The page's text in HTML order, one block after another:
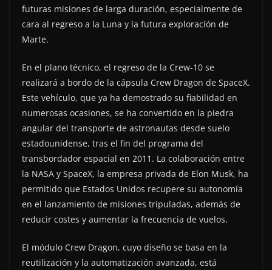
futuras misiones de larga duración, especialmente de
cara al regreso a la Luna y la futura exploración de
Marte.
En el plano técnico, el regreso de la Crew-10 se
realizará a bordo de la cápsula Crew Dragon de SpaceX.
Este vehículo, que ya ha demostrado su fiabilidad en
numerosas ocasiones, se ha convertido en la piedra
angular del transporte de astronautas desde suelo
estadounidense, tras el fin del programa del
transbordador espacial en 2011. La colaboración entre
la NASA y SpaceX, la empresa privada de Elon Musk, ha
permitido que Estados Unidos recupere su autonomía
en el lanzamiento de misiones tripuladas, además de
reducir costes y aumentar la frecuencia de vuelos.
El módulo Crew Dragon, cuyo diseño se basa en la
reutilización y la automatización avanzada, está